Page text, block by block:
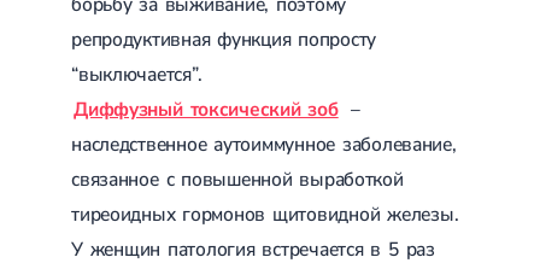
Спондилоартроз грудного отдела
Спондилоартроз позвоночника
Спондилоартроз шейного отдела
Артрит
Хронический артрит
Артроз
Артроз тазобедренного сустава
Артроз плечевого сустава
Артроз коленного сустава
Электроэнцефалография (ЭЭГ)
репродуктивная функция попросту
“выключается”.
Диффузный токсический зоб –
наследственное аутоиммунное заболевание,
связанное с повышенной выработкой
тиреоидных гормонов щитовидной железы.
У женщин патология встречается в 5 раз